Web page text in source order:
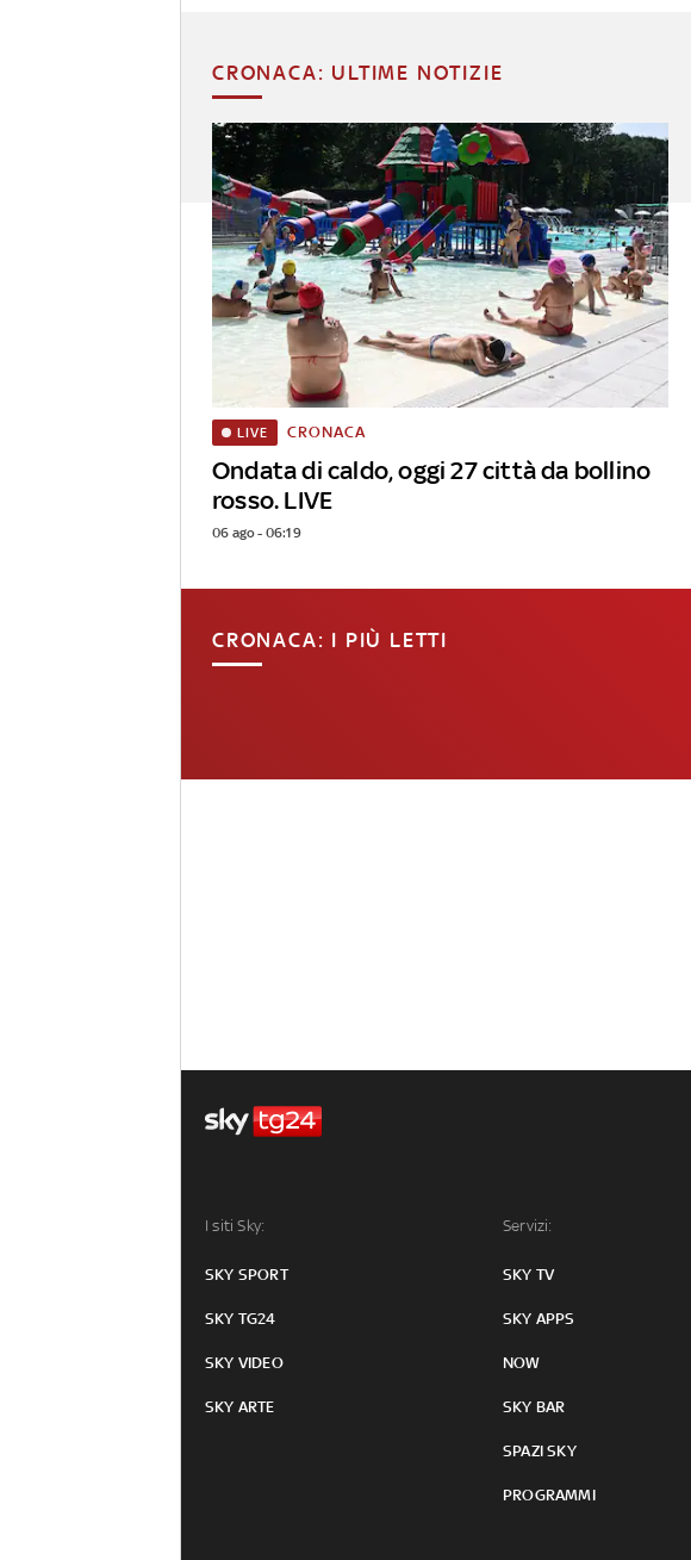
CRONACA: ULTIME NOTIZIE
Ondata di caldo, oggi 27 città da bollino
rosso. LIVE
LIVE CRONACA
06 ago - 06:19
CRONACA: I PIÙ LETTI
I siti Sky:
SKY SPORT
SKY TG24
SKY VIDEO
SKY ARTE
Servizi:
SKY TV
SKY APPS
NOW
SKY BAR
SPAZI SKY
PROGRAMMI